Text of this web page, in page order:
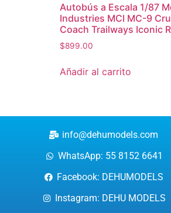
Autobús a Escala 1/87
Industries MCI MC-9
Coach Trailways Iconic
$899.00
Añadir al carrito
info@dehumodels.com
WhatsApp: 55 8152 6641
Facebook: DEHUMODELS
Instagram: DEHU MODELS